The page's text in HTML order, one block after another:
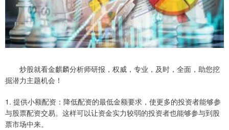
炒股就看金麒麟分析师研报，权威，专业，及时，全面，助您挖
掘潜力主题机会！
1. 提供小额配资：降低配资的最低金额要求，使更多的投资者能够参
与股票配资交易。这样可以让资金实力较弱的投资者也能够参与到股
票市场中来。